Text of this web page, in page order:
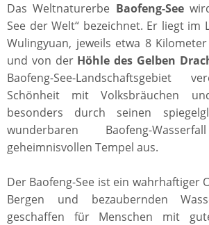
Das Weltnaturerbe Baofeng-See
See der Welt“ bezeichnet. Er liegt im
Wulingyuan, jeweils etwa 8
und von der Höhle des Gelben
Baofeng-See-Landschaftsgebiet
Schönheit mit Volksbräuchen
besonders durch seinen
wunderbaren Baofeng-
geheimnisvollen Tempel aus.
Der Baofeng-See ist ein wahrhaftiger
Bergen und bezaubernden
geschaffen für Menschen mit